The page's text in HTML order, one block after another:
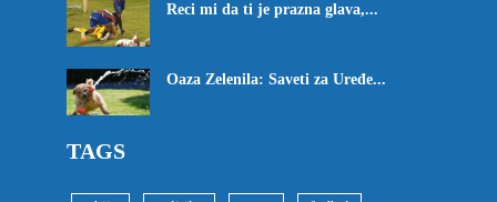
Reci mi da ti je prazna glava,...
Oaza Zelenila: Saveti za Uređe...
TAGS